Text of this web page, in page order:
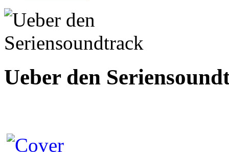
Ueber den